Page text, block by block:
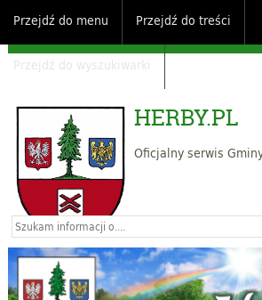
Przejdź do menu Przejdź do treści
Przejdź do wyszukiwarki
HERBY.PL
Oficjalny serwis